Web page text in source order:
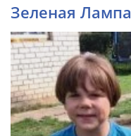
Зеленая Лампа